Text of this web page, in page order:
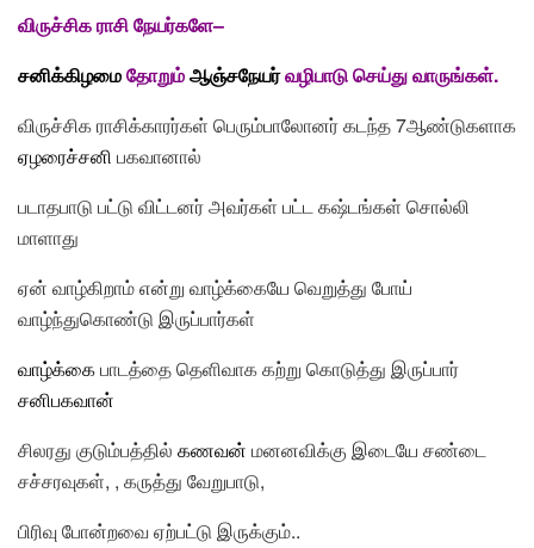
விருச்சிக ராசி நேயர்களே–
சனிக்கிழமைதோறும்ஆஞ்சநேயர்வழிபாடு செய்து வாருங்கள்.
விருச்சிக ராசிக்காரர்கள் பெரும்பாலோனர் கடந்த 7ஆண்டுகளாக
ஏழரைச்சனி பகவானால்
படாதபாடு பட்டு விட்டனர் அவர்கள் பட்ட கஷ்டங்கள் சொல்லி
மாளாது
ஏன் வாழ்கிறாம் என்று வாழ்க்கையே வெறுத்து போய்
வாழ்ந்துகொண்டு இருப்பார்கள்
வாழ்க்கைபாடத்தை தெளிவாக கற்று கொடுத்து இருப்பார்
சனிபகவான்
சிலரது குடும்பத்தில் கணவன் மனனவிக்கு இடையே சண்டை
சச்சரவுகள், , கருத்து வேறுபாடு,
பிரிவு போன்றவை ஏற்பட்டு இருக்கும்..